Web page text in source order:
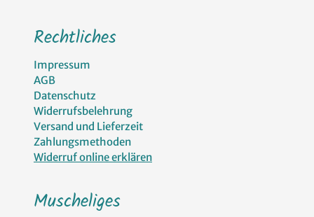
Rechtliches
Impressum
AGB
Datenschutz
Widerrufsbelehrung
Versand und Lieferzeit
Zahlungsmethoden
Widerruf online erklären
Muscheliges